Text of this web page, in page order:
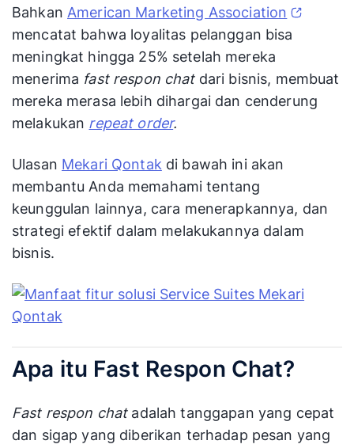
Bahkan American Marketing Association
mencatat bahwa loyalitas pelanggan bisa
meningkat hingga 25% setelah mereka
menerima fast respon chatdari bisnis, membuat
mereka merasa lebih dihargai dan cenderung
melakukan repeat order.
Ulasan Mekari Qontak di bawah ini akan
membantu Anda memahami tentang
keunggulan lainnya, cara menerapkannya, dan
strategi efektif dalam melakukannya dalam
bisnis.
Apa itu Fast Respon Chat?
Fast respon chatadalah tanggapan yang cepat
dan sigap yang diberikan terhadap pesan yang